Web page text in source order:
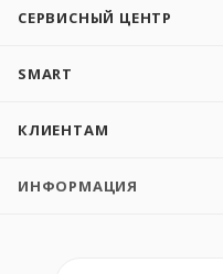
СЕРВИСНЫЙ ЦЕНТР
SMART
КЛИЕНТАМ
ИНФОРМАЦИЯ